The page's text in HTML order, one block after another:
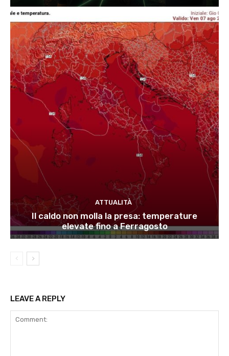
ATTUALITÀ
Il caldo non molla la presa: temperature
elevate fino a Ferragosto
LEAVE A REPLY